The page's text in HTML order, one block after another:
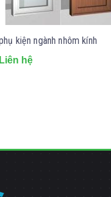
kiện ngành nhôm kính
Liên hệ